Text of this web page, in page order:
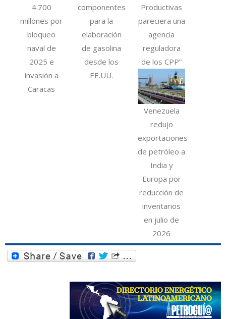
4.700
millones por
bloqueo
naval de
2025 e
invasión a
Caracas
componentes
para la
elaboración
de gasolina
desde los
EE.UU.
Productivas
pareciera una
agencia
reguladora
de los CPP”
Venezuela
redujo
exportaciones
de petróleo a
India y
Europa por
reducción de
inventarios
en julio de
2026